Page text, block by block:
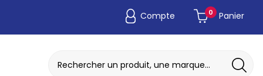
Compte 0 Panier